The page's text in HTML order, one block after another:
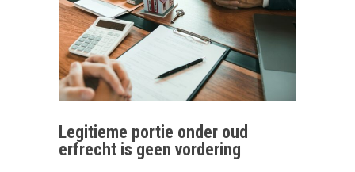
Legitieme portie onder oud
erfrecht is geen vordering